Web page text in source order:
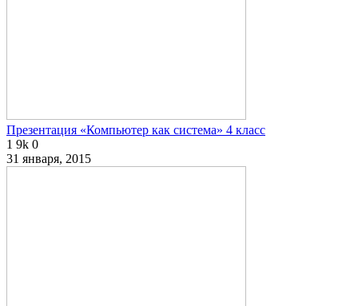
Презентация «Компьютер как система» 4 класс
1 9k 0
31 января, 2015